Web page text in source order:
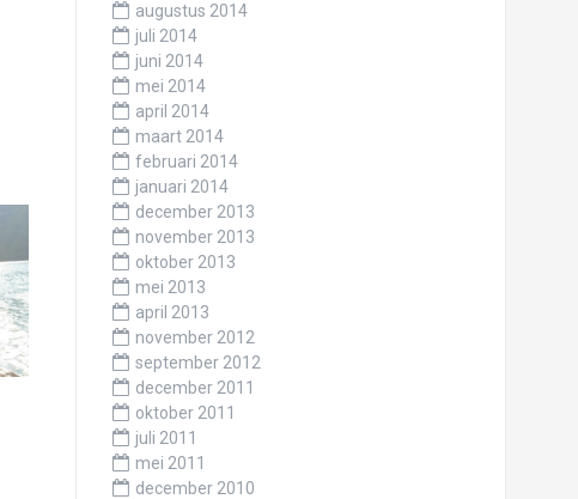
augustus 2014
juli 2014
juni 2014
mei 2014
april 2014
maart 2014
februari 2014
januari 2014
december 2013
november 2013
oktober 2013
mei 2013
april 2013
november 2012
september 2012
december 2011
oktober 2011
juli 2011
mei 2011
december 2010